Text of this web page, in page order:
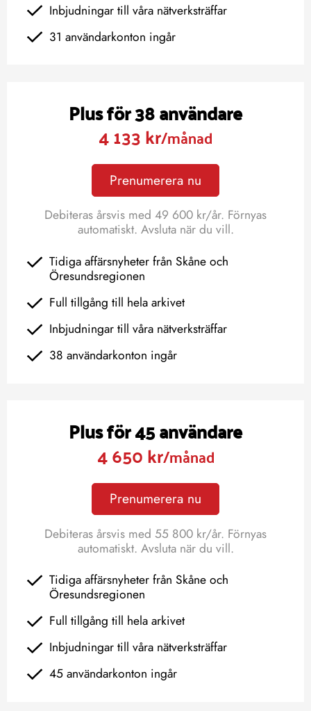
Inbjudningar till våra nätverksträffar
31 användarkonton ingår
Plus för 38 användare
4 133 kr/månad
Prenumerera nu
Debiteras årsvis med 49 600 kr/år. Förnyas
automatiskt. Avsluta när du vill.
Tidiga affärsnyheter från Skåne och
Öresundsregionen
Full tillgång till hela arkivet
Inbjudningar till våra nätverksträffar
38 användarkonton ingår
Plus för 45 användare
4 650 kr/månad
Prenumerera nu
Debiteras årsvis med 55 800 kr/år. Förnyas
automatiskt. Avsluta när du vill.
Tidiga affärsnyheter från Skåne och
Öresundsregionen
Full tillgång till hela arkivet
Inbjudningar till våra nätverksträffar
45 användarkonton ingår